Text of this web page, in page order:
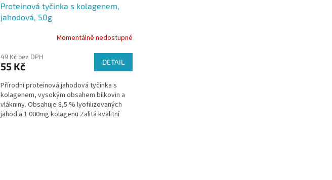
Proteinová tyčinka s kolagenem,
jahodová, 50g
Momentálně nedostupné
49 Kč bez DPH
55 Kč DETAIL
Přírodní proteinová jahodová tyčinka s
kolagenem, vysokým obsahem bílkovin a
vlákniny. Obsahuje 8,5 % lyofilizovaných
jahod a 1 000mg kolagenu Zalitá kvalitní